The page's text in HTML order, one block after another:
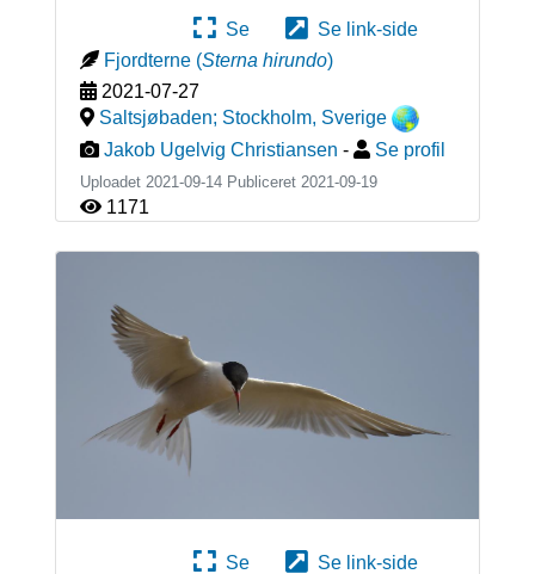
Se
Se link-side
Fjordterne (Sterna hirundo)
2021-07-27
Saltsjøbaden; Stockholm, Sverige
Jakob Ugelvig Christiansen - Se profil
Uploadet 2021-09-14 Publiceret 2021-09-19
1171
Se
Se link-side